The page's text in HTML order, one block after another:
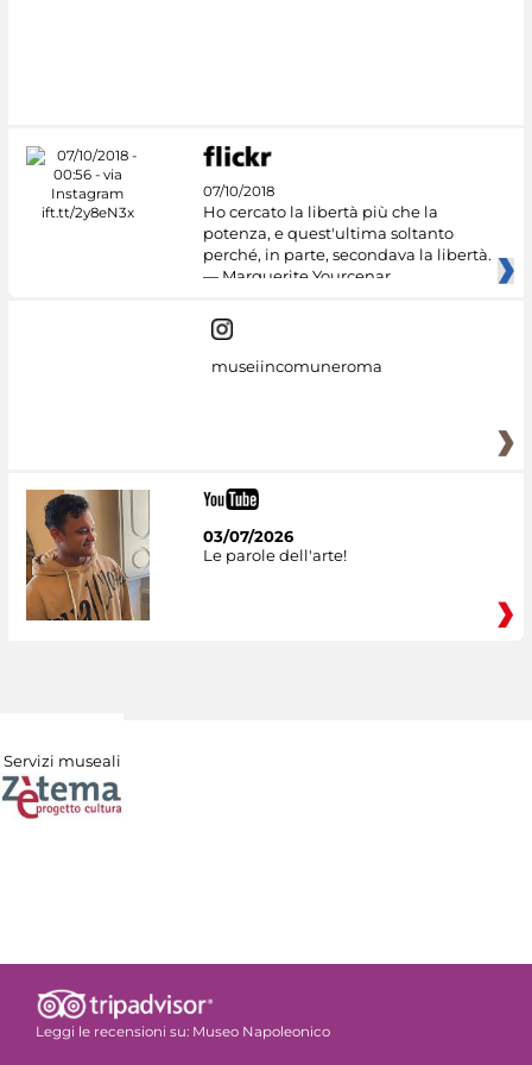
07/10/2018
Ho cercato la libertà più che la
potenza, e quest'ultima soltanto
perché, in parte, secondava la libertà.
— Marguerite Yourcenar
museiincomuneroma
03/07/2026
Le parole dell'arte!
Servizi museali
Leggi le recensioni su: Museo Napoleonico